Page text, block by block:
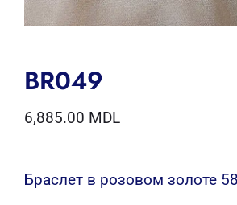
BR049
6,885.00 MDL
Браслет в розовом золоте